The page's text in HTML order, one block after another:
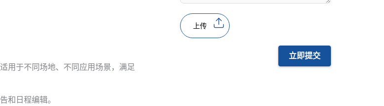
用于不同场地、不同应用场景，满足
和日程编辑。
上传
立即提交